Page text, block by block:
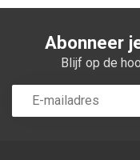
Abonneer
Blijf op de